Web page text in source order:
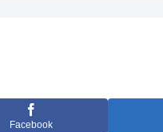
Facebook